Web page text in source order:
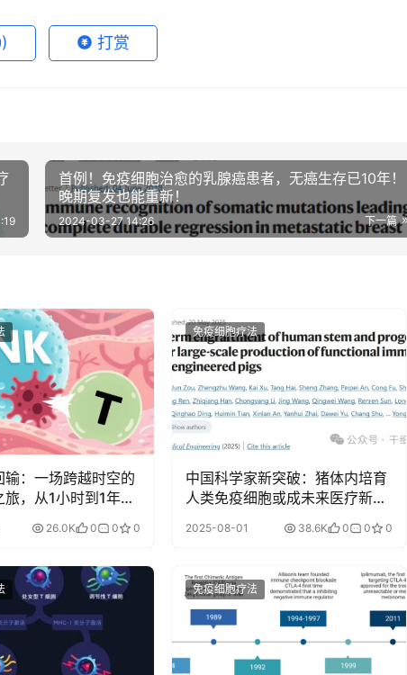
打赏
首例！免疫细胞治愈的乳腺癌患者，无癌生存已10年！
晚期复发也能重新！
下一篇
2024-03-27 14:26
输：一场跨越时空的
，从1小时到1年，
26.0K 0 0 0
免疫细胞疗法
中国科学家新突破：猪体内培育
人类免疫细胞或成未来医疗新方
2025-08-01 38.6K 0 0 0
免疫细胞疗法